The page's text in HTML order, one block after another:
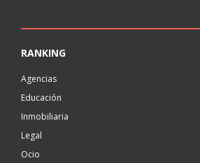
RANKING
Agencias
Educación
Inmobiliaria
Legal
Ocio